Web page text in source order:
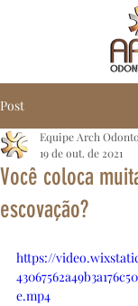
Post
Você coloca
escovação?
Equipe Arch
19 de out. de 2021
https://
e.mp4